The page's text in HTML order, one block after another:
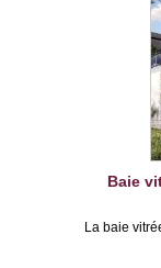
Baie
La baie